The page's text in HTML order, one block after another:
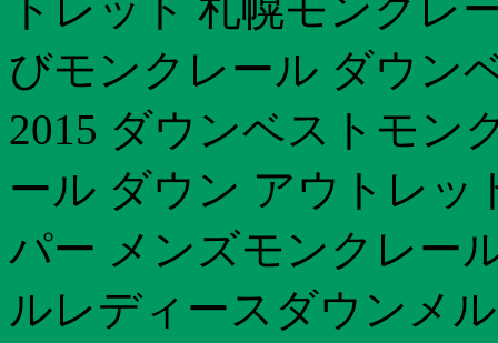
びモンクレール ダウン
2015 ダウンベストモン
ール ダウン アウトレッ
パー メンズモンクレー
ルレディースダウンメ